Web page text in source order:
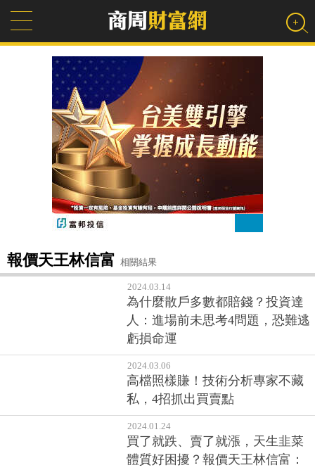
報價天王林信富 相關結果
2024.03.14
為什麼散戶多數都賠錢？投資達
人：進場前未思考4問題，恐難逃
虧損命運
2024.03.06
高檔照樣賺！技術分析專家不藏
私，4招抓出買賣點
2024.01.24
買了就跌、賣了就漲，天生韭菜
體質好困擾？報價天王林信富：